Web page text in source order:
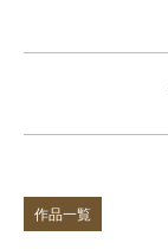
作品一覧